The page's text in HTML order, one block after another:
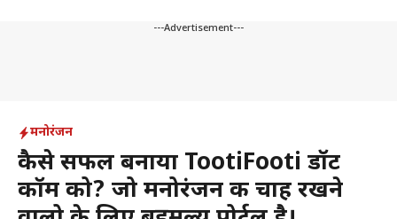
---Advertisement---
मनोरंजन
कैसे सफल बनाया TootiFooti डॉट
कॉम को? जो मनोरंजन की चाह रखने